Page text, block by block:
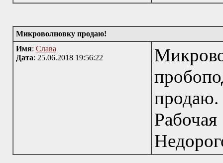
Микроволновку продаю!
Имя: Слава
Дата: 25.06.2018 19:56:22